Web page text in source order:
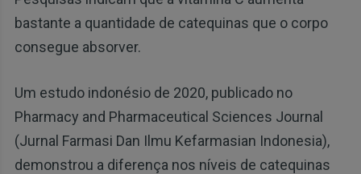
bastante a quantidade de catequinas que o corpo
consegue absorver.
Um estudo indonésio de 2020, publicado no
Pharmacy and Pharmaceutical Sciences Journal
(Jurnal Farmasi Dan Ilmu Kefarmasian Indonesia),
demonstrou a diferença nos níveis de catequinas